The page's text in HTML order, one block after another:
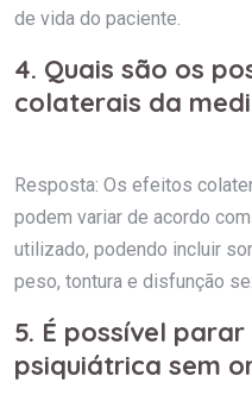
de vida do paciente.
4. Quais são os
colaterais da
Resposta: Os efeitos
podem variar de acordo
utilizado, podendo incluir
peso, tontura e disfunção
5. É possível
psiquiátrica sem